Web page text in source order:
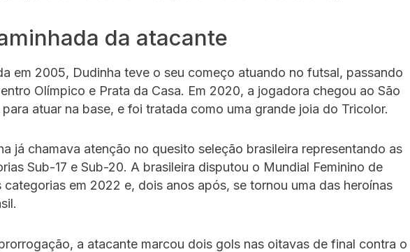
da atacante
em 2005, Dudinha teve o seu começo atuando no futsal, passando
Olímpico e Prata da Casa. Em 2020, a jogadora chegou ao São
para atuar na base, e foi tratada como uma grande joia do Tricolor.
já chamava atenção no quesito seleção brasileira representando as
Sub-17 e Sub-20. A brasileira disputou o Mundial Feminino de
categorias em 2022 e, dois anos após, se tornou uma das heroínas
a atacante marcou dois gols nas oitavas de final contra o